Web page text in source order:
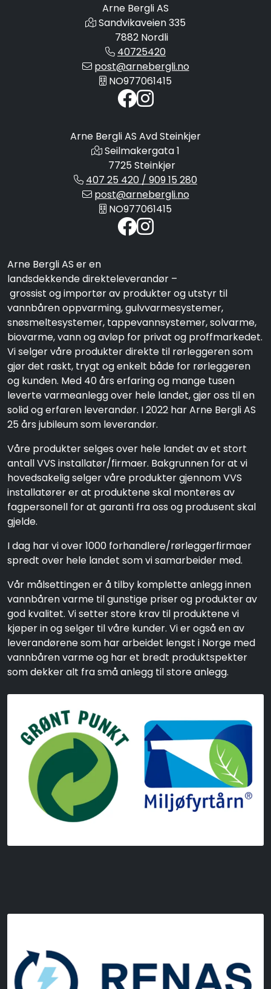
Arne Bergli AS
Sandvikaveien 335
7882 Nordli
40725420
post@arnebergli.no
NO977061415
Arne Bergli AS Avd Steinkjer
Seilmakergata 1
7725 Steinkjer
407 25 420 / 909 15 280
post@arnebergli.no
NO977061415
Arne Bergli AS er en
landsdekkende direkteleverandør –
grossist og importør av produkter og utstyr til
vannbåren oppvarming, gulvvarmesystemer,
snøsmeltesystemer, tappevannsystemer, solvarme,
biovarme, vann og avløp for privat og proffmarkedet.
Vi selger våre produkter direkte til rørleggeren som
gjør det raskt, trygt og enkelt både for rørleggeren
og kunden. Med 40 års erfaring og mange tusen
leverte varmeanlegg over hele landet, gjør oss til en
solid og erfaren leverandør. I 2022 har Arne Bergli AS
25 års jubileum som leverandør.
Våre produkter selges over hele landet av et stort
antall VVS installatør/firmaer. Bakgrunnen for at vi
hovedsakelig selger våre produkter gjennom VVS
installatører er at produktene skal monteres av
fagpersonell for at garanti fra oss og produsent skal
gjelde.
I dag har vi over 1000 forhandlere/rørleggerfirmaer
spredt over hele landet som vi samarbeider med.
Vår målsettingen er å tilby komplette anlegg innen
vannbåren varme til gunstige priser og produkter av
god kvalitet. Vi setter store krav til produktene vi
kjøper in og selger til våre kunder. Vi er også en av
leverandørene som har arbeidet lengst i Norge med
vannbåren varme og har et bredt produktspekter
som dekker alt fra små anlegg til store anlegg.